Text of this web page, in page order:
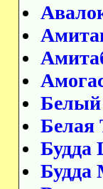
Белый
Белая
Будда